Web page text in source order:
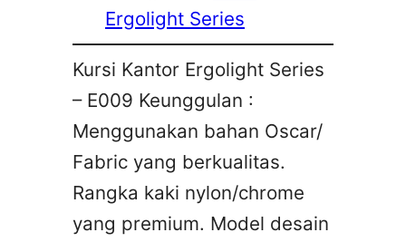
Ergolight Series
Kursi Kantor Ergolight Series
– E009 Keunggulan :
Menggunakan bahan Oscar/
Fabric yang berkualitas.
Rangka kaki nylon/chrome
yang premium. Model desain